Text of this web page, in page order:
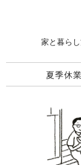
家と暮ら